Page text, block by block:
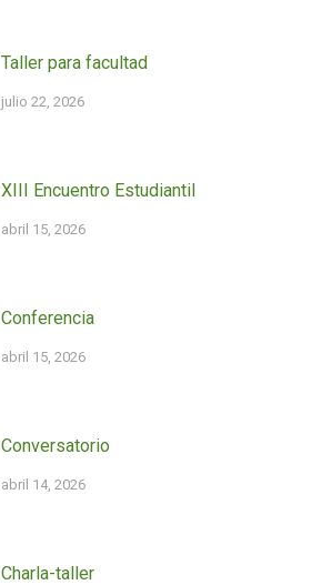
Taller para facultad
julio 22, 2026
XIII Encuentro Estudiantil
abril 15, 2026
Conferencia
abril 15, 2026
Conversatorio
abril 14, 2026
Charla-taller